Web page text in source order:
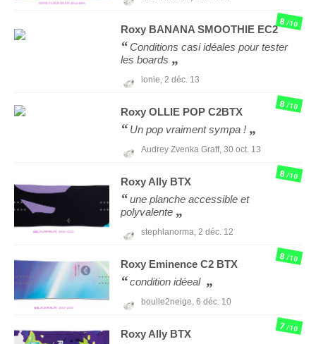
Roxy BANANA SMOOTHIE EC2
Conditions casi idéales pour tester
les boards
ionie, 2 déc. 13
8/10
Roxy OLLIE POP C2BTX
Un pop vraiment sympa !
Audrey Zvenka Graff, 30 oct. 13
8/10
Roxy Ally BTX
une planche accessible et
polyvalente
stephlanorma, 2 déc. 12
8/10
Roxy Eminence C2 BTX
condition idéeal
boulle2neige, 6 déc. 10
8/10
Roxy Ally BTX
7/10